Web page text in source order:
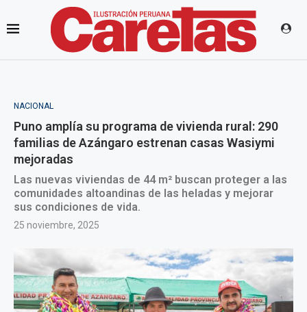
NACIONAL
Puno amplía su programa de vivienda rural: 290
familias de Azángaro estrenan casas Wasiymi
mejoradas
Las nuevas viviendas de 44 m² buscan proteger a las
comunidades altoandinas de las heladas y mejorar
sus condiciones de vida.
25 noviembre, 2025